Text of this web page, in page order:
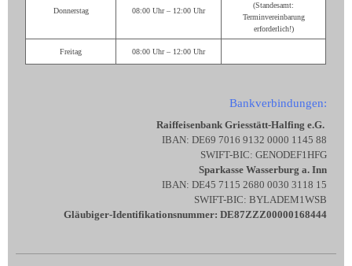
Donnerstag 08:00 Uhr – 12:00 Uhr
(Standesamt:
Terminvereinbarung
erforderlich!)
Freitag 08:00 Uhr – 12:00 Uhr
Bankverbindungen:
Raiffeisenbank Griesstätt-Halfing e.G.
IBAN: DE69 7016 9132 0000 1145 88
SWIFT-BIC: GENODEF1HFG
Sparkasse Wasserburg a. Inn
IBAN: DE45 7115 2680 0030 3118 15
SWIFT-BIC: BYLADEM1WSB
Gläubiger-Identifikationsnummer: DE87ZZZ00000168444